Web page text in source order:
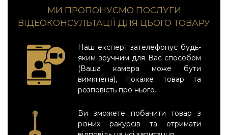
МИ ПРОПОНУЄМО ПОСЛУГИ
ВІДЕОКОНСУЛЬТАЦІЇ ДЛЯ ЦЬОГО ТОВАРУ
Наш експерт зателефонує будь-
яким зручним для Вас способом
(Ваша камера може бути
вимкнена), покаже товар та
розповість про нього.
Ви зможете побачити товар з
різних ракурсів та отримати